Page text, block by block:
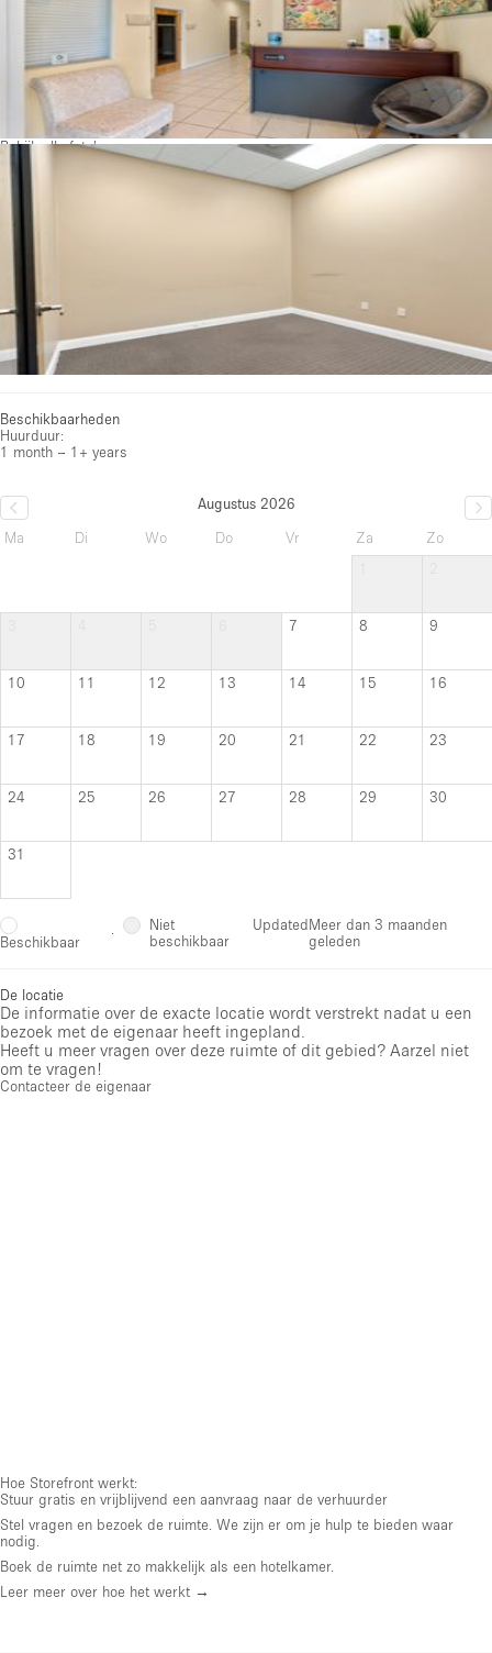
Bekijk alle foto's
Beschikbaarheden
Huurduur:
1 month – 1+ years
Augustus 2026
Ma
Di Wo Do Vr Za
Zo
7 8 9
10 11 12 13 14 15 16
17 18 19 20 21 22 23
24 25 26 27 28 29 30
31
Beschikbaar ·
Niet
beschikbaar
UpdatedMeer dan 3 maanden
geleden
De locatie
De informatie over de exacte locatie wordt verstrekt nadat u een
bezoek met de eigenaar heeft ingepland.
Heeft u meer vragen over deze ruimte of dit gebied? Aarzel niet
om te vragen!
Contacteer de eigenaar
Hoe Storefront werkt:
Stuur gratis en vrijblijvend een aanvraag naar de verhuurder
Stel vragen en bezoek de ruimte. We zijn er om je hulp te bieden waar
nodig.
Boek de ruimte net zo makkelijk als een hotelkamer.
Leer meer over hoe het werkt →